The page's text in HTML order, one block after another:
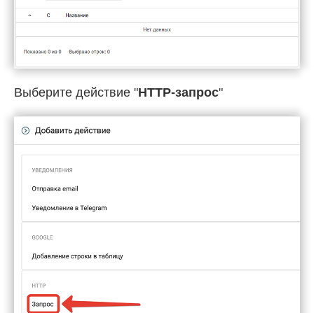
Выберите действие "HTTP-запрос"